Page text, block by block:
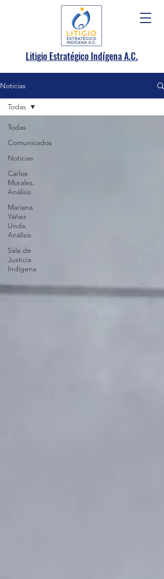
Litigio Estratégico Indígena A.C.
Noticias
Todas
Comunicados
Noticias
Carlos
Morales.
Análisis
Mariana
Yáñez
Unda.
Análisis
Sala de
Justicia
Indígena
Todas